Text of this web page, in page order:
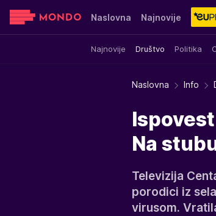
Naslovna Najnovije
Najnovije Društvo Politika
Sensa Stvar ukusa
Naslovna Info
Na
Televizija
porodici iz
virusom.